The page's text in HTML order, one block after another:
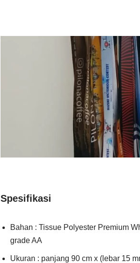
Spesifikasi
Bahan : Tissue Polyester Premium
grade AA
Ukuran : panjang 90 cm x (lebar 15